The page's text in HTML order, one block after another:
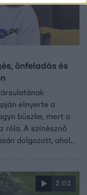
önfeladás és
elnyerte a
büszke, mert a
róla. A színésznő
dolgozott, ahol
őt, ahol egy
a kiégés témáját
2:02